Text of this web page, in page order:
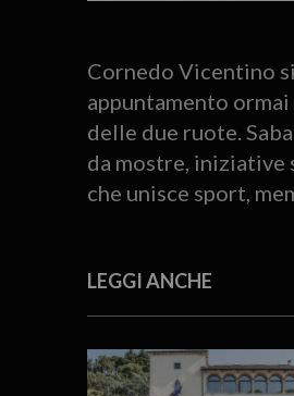
Cornedo Vicentino
appuntamento
delle due ruote.
da mostre, iniziative
che unisce sport,
LEGGI ANCHE